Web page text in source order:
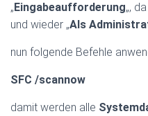
„Eingabeaufforderung„,
und wieder „Als
nun folgende Befehle
SFC /scannow
damit werden alle